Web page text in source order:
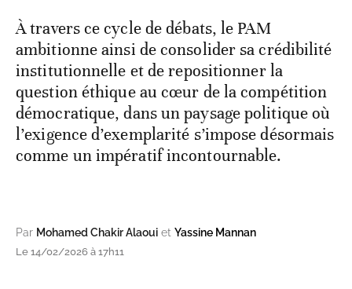
À travers ce cycle de débats, le PAM
ambitionne ainsi de consolider sa crédibilité
institutionnelle et de repositionner la
question éthique au cœur de la compétition
démocratique, dans un paysage politique où
l’exigence d’exemplarité s’impose désormais
comme un impératif incontournable.
Par Mohamed Chakir Alaoui et Yassine Mannan
Le 14/02/2026 à 17h11